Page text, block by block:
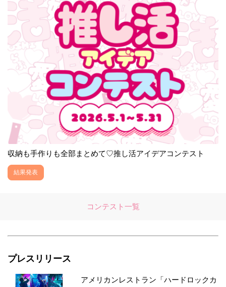
収納も手作りも全部まとめて♡推し活アイデアコンテスト
結果発表
コンテスト一覧
プレスリリース
アメリカンレストラン「ハードロックカ